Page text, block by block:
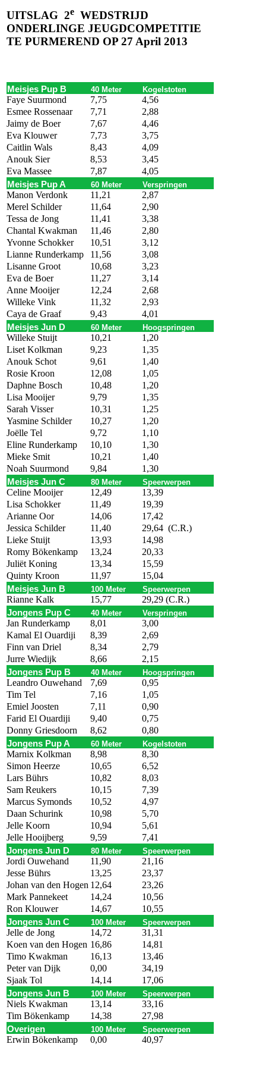
UITSLAG 2e WEDSTRIJD
ONDERLINGE JEUGDCOMPETITIE
TE PURMEREND OP 27 April 2013
Meisjes Pup B 40 Meter Kogelstoten
Faye Suurmond 7,75
4,56
Esmee Rossenaar
7,71
2,88
Jaimy de Boer
7,67
4,46
Eva Klouwer
7,73
3,75
Caitlin Wals
8,43
4,09
Anouk Sier
8,53
3,45
Eva Massee
7,87 4,05
Meisjes Pup A 60 Meter Verspringen
Manon Verdonk 11,21
2,87
Merel Schilder
11,64
2,90
Tessa de Jong
11,41
3,38
Chantal Kwakman
11,46
2,80
Yvonne Schokker
10,51
3,12
Lianne Runderkamp
11,56
3,08
Lisanne Groot
10,68
3,23
Eva de Boer
11,27
3,14
Anne Mooijer
12,24
2,68
Willeke Vink
11,32
2,93
Caya de Graaf
9,43 4,01
Meisjes Jun D 60 Meter Hoogspringen
Willeke Stuijt 10,21
1,20
Liset Kolkman
9,23
1,35
Anouk Schot
9,61
1,40
Rosie Kroon
12,08
1,05
Daphne Bosch
10,48
1,20
Lisa Mooijer
9,79
1,35
Sarah Visser
10,31
1,25
Yasmine Schilder
10,27
1,20
Joëlle Tel
9,72
1,10
Eline Runderkamp
10,10
1,30
Mieke Smit
10,21
1,40
Noah Suurmond
9,84 1,30
Meisjes Jun C 80 Meter Speerwerpen
Celine Mooijer 12,49
13,39
Lisa Schokker
11,49
19,39
Arianne Oor
14,06
17,42
Jessica Schilder
11,40
29,64 (C.R.)
Lieke Stuijt
13,93
14,98
Romy Bökenkamp
13,24
20,33
Juliët Koning
13,34
15,59
Quinty Kroon
11,97 15,04
Meisjes Jun B 100 Meter Speerwerpen
Rianne Kalk 15,77 29,29 (C.R.)
Jongens Pup C 40 Meter Verspringen
Jan Runderkamp 8,01
3,00
Kamal El Ouardiji
8,39
2,69
Finn van Driel
8,34
2,79
Jurre Wiedijk
8,66 2,15
Jongens Pup B 40 Meter Hoogspringen
Leandro Ouwehand 7,69
0,95
Tim Tel
7,16
1,05
Emiel Joosten
7,11
0,90
Farid El Ouardiji
9,40
0,75
Donny Griesdoorn
8,62 0,80
Jongens Pup A 60 Meter Kogelstoten
Marnix Kolkman 8,98
8,30
Simon Heerze
10,65
6,52
Lars Bührs
10,82
8,03
Sam Reukers
10,15
7,39
Marcus Symonds
10,52
4,97
Daan Schurink
10,98
5,70
Jelle Koorn
10,94
5,61
Jelle Hooijberg
9,59 7,41
Jongens Jun D 80 Meter Speerwerpen
Jordi Ouwehand 11,90
21,16
Jesse Bührs
13,25
23,37
Johan van den Hogen 12,64
23,26
Mark Pannekeet
14,24
10,56
Ron Klouwer
14,67 10,55
Jongens Jun C 100 Meter Speerwerpen
Jelle de Jong 14,72
31,31
Koen van den Hogen 16,86
14,81
Timo Kwakman
16,13
13,46
Peter van Dijk
0,00
34,19
Sjaak Tol
14,14 17,06
Jongens Jun B 100 Meter Speerwerpen
Niels Kwakman 13,14
33,16
Tim Bökenkamp
14,38 27,98
Overigen 100 Meter Speerwerpen
Erwin Bökenkamp 0,00 40,97